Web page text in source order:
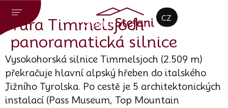
CZ
DE
EN
Túra Timmelsjoch
panoramatická silnice
Vysokohorská silnice Timmelsjoch (2.509 m)
překračuje hlavní alpský hřeben do italského
Jižního Tyrolska. Po cestě je 5 architektonických
instalací (Pass Museum, Top Mountain